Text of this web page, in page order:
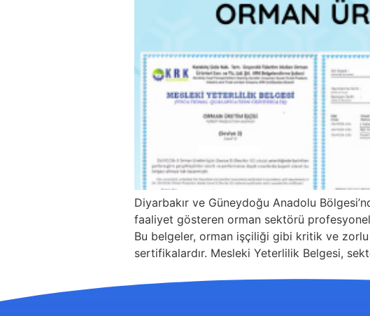
Diyarbakır ve Güneydoğu Anadolu
faaliyet gösteren orman sektörü
Bu belgeler, orman işçiliği gibi kritik ve
sertifikalardır. Mesleki Yeterlilik Belgesi,